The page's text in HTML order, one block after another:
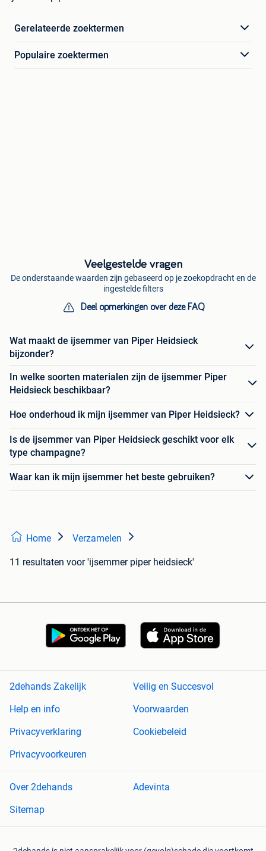
Gerelateerde zoektermen
Populaire zoektermen
Veelgestelde vragen
De onderstaande waarden zijn gebaseerd op je zoekopdracht en de
ingestelde filters
Deel opmerkingen over deze FAQ
Wat maakt de ijsemmer van Piper Heidsieck
bijzonder?
In welke soorten materialen zijn de ijsemmer Piper
Heidsieck beschikbaar?
Hoe onderhoud ik mijn ijsemmer van Piper Heidsieck?
Is de ijsemmer van Piper Heidsieck geschikt voor elk
type champagne?
Waar kan ik mijn ijsemmer het beste gebruiken?
Home Verzamelen
11 resultaten voor 'ijsemmer piper heidsieck'
2dehands Zakelijk
Veilig en Succesvol
Help en info
Voorwaarden
Privacyverklaring
Cookiebeleid
Privacyvoorkeuren
Over 2dehands
Adevinta
Sitemap